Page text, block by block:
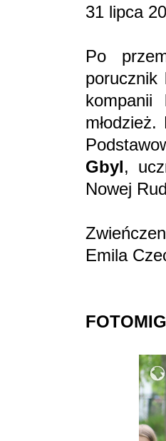
31 lipca
Po
porucznik
kompanii
Gbyl,
Nowej
Emila